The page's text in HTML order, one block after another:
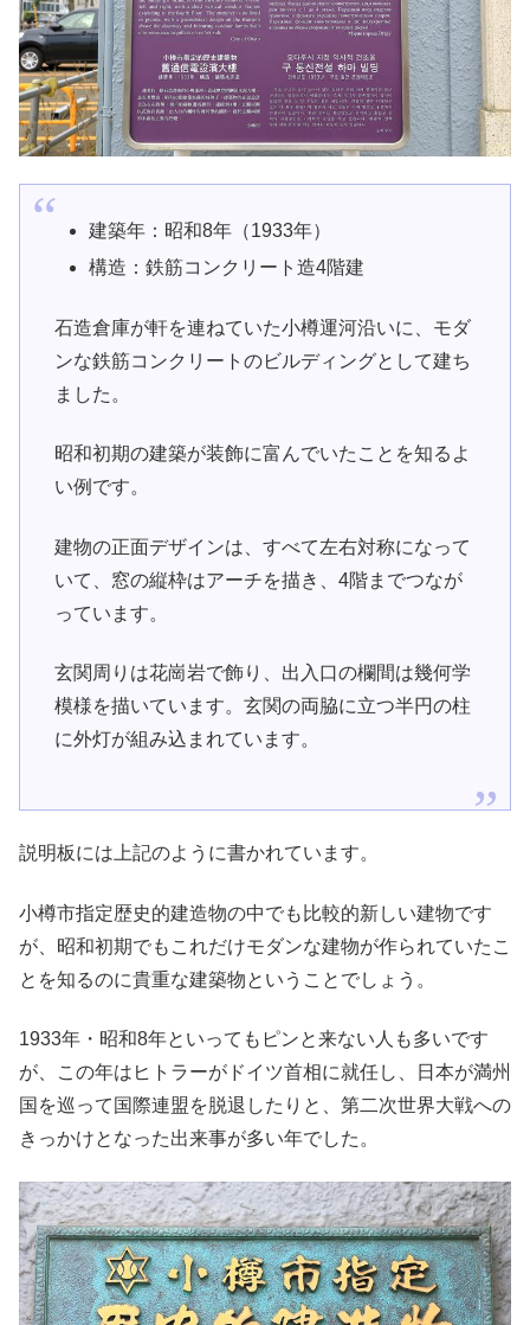
建築年：昭和8年（1933年）
構造：鉄筋コンクリート造4階建
石造倉庫が軒を連ねていた小樽運河沿いに、モダ
ンな鉄筋コンクリートのビルディングとして建ち
ました。
昭和初期の建築が装飾に富んでいたことを知るよ
い例です。
建物の正面デザインは、すべて左右対称になって
いて、窓の縦枠はアーチを描き、4階までつなが
っています。
玄関周りは花崗岩で飾り、出入口の欄間は幾何学
模様を描いています。玄関の両脇に立つ半円の柱
に外灯が組み込まれています。
説明板には上記のように書かれています。
小樽市指定歴史的建造物の中でも比較的新しい建物です
が、昭和初期でもこれだけモダンな建物が作られていたこ
とを知るのに貴重な建築物ということでしょう。
1933年・昭和8年といってもピンと来ない人も多いです
が、この年はヒトラーがドイツ首相に就任し、日本が満州
国を巡って国際連盟を脱退したりと、第二次世界大戦への
きっかけとなった出来事が多い年でした。